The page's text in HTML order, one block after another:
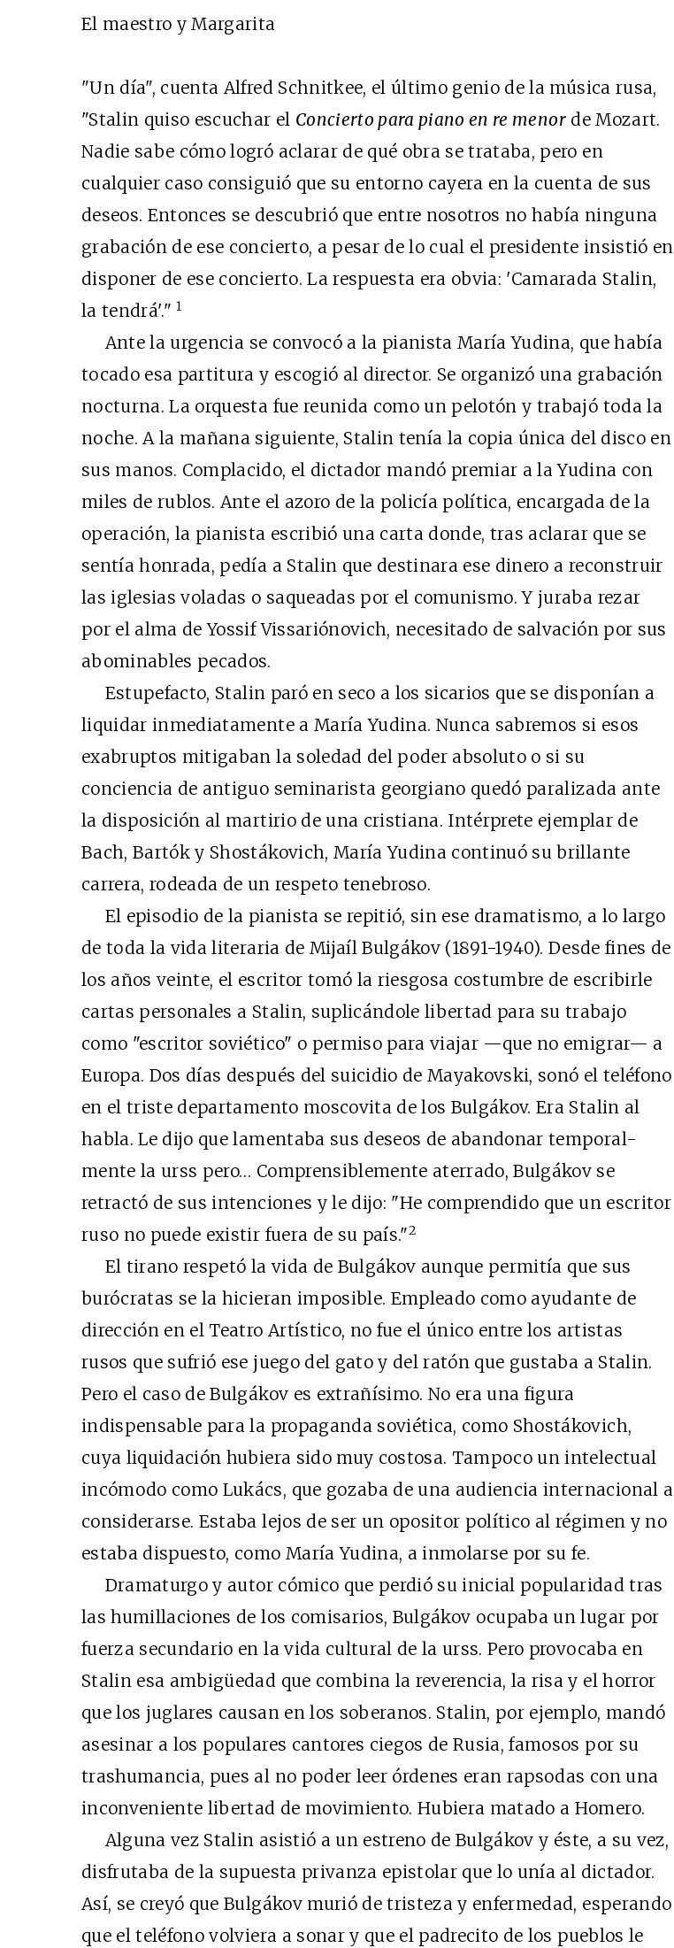
El maestro y Margarita
"Un día", cuenta Alfred Schnitkee, el último genio de la música rusa,
"Stalin quiso escuchar el Concierto para piano en re menorde Mozart.
Nadie sabe cómo logró aclarar de qué obra se trataba, pero en
cualquier caso consiguió que su entorno cayera en la cuenta de sus
deseos. Entonces se descubrió que entre nosotros no había ninguna
grabación de ese concierto, a pesar de lo cual el presidente insistió en
disponer de ese concierto. La respuesta era obvia: 'Camarada Stalin,
la tendrá'."1
Ante la urgencia se convocó a la pianista María Yudina, que había
tocado esa partitura y escogió al director. Se organizó una grabación
nocturna. La orquesta fue reunida como un pelotón y trabajó toda la
noche. A la mañana siguiente, Stalin tenía la copia única del disco en
sus manos. Complacido, el dictador mandó premiar a la Yudina con
miles de rublos. Ante el azoro de la policía política, encargada de la
operación, la pianista escribió una carta donde, tras aclarar que se
sentía honrada, pedía a Stalin que destinara ese dinero a reconstruir
las iglesias voladas o saqueadas por el comunismo. Y juraba rezar
por el alma de Yossif Vissariónovich, necesitado de salvación por sus
abominables pecados.
Estupefacto, Stalin paró en seco a los sicarios que se disponían a
liquidar inmediatamente a María Yudina. Nunca sabremos si esos
exabruptos mitigaban la soledad del poder absoluto o si su
conciencia de antiguo seminarista georgiano quedó paralizada ante
la disposición al martirio de una cristiana. Intérprete ejemplar de
Bach, Bartók y Shostákovich, María Yudina continuó su brillante
carrera, rodeada de un respeto tenebroso.
El episodio de la pianista se repitió, sin ese dramatismo, a lo largo
de toda la vida literaria de Mijaíl Bulgákov (1891-1940). Desde fines de
los años veinte, el escritor tomó la riesgosa costumbre de escribirle
cartas personales a Stalin, suplicándole libertad para su trabajo
como "escritor soviético" o permiso para viajar —que no emigrar— a
Europa. Dos días después del suicidio de Mayakovski, sonó el teléfono
en el triste departamento moscovita de los Bulgákov. Era Stalin al
habla. Le dijo que lamentaba sus deseos de abandonar temporal-
mente la urss pero… Comprensiblemente aterrado, Bulgákov se
retractó de sus intenciones y le dijo: "He comprendido que un escritor
ruso no puede existir fuera de su país."2
El tirano respetó la vida de Bulgákov aunque permitía que sus
burócratas se la hicieran imposible. Empleado como ayudante de
dirección en el Teatro Artístico, no fue el único entre los artistas
rusos que sufrió ese juego del gato y del ratón que gustaba a Stalin.
Pero el caso de Bulgákov es extrañísimo. No era una figura
indispensable para la propaganda soviética, como Shostákovich,
cuya liquidación hubiera sido muy costosa. Tampoco un intelectual
incómodo como Lukács, que gozaba de una audiencia internacional a
considerarse. Estaba lejos de ser un opositor político al régimen y no
estaba dispuesto, como María Yudina, a inmolarse por su fe.
Dramaturgo y autor cómico que perdió su inicial popularidad tras
las humillaciones de los comisarios, Bulgákov ocupaba un lugar por
fuerza secundario en la vida cultural de la urss. Pero provocaba en
Stalin esa ambigüedad que combina la reverencia, la risa y el horror
que los juglares causan en los soberanos. Stalin, por ejemplo, mandó
asesinar a los populares cantores ciegos de Rusia, famosos por su
trashumancia, pues al no poder leer órdenes eran rapsodas con una
inconveniente libertad de movimiento. Hubiera matado a Homero.
Alguna vez Stalin asistió a un estreno de Bulgákov y éste, a su vez,
disfrutaba de la supuesta privanza epistolar que lo unía al dictador.
Así, se creyó que Bulgákov murió de tristeza y enfermedad, esperando
que el teléfono volviera a sonar y que el padrecito de los pueblos le
Cine desde los márgenes
EDICIÓN MÉXICO
SUSCRÍBETE
Cine desde los márgenes
EDICIÓN ESPAÑA
SUSCRÍBETE